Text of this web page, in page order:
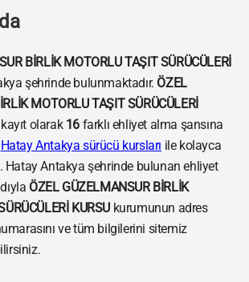
BİRLİK MOTORLU TAŞIT SÜRÜCÜLERİ
şehrinde bulunmaktadır. ÖZEL
MOTORLU TAŞIT SÜRÜCÜLERİ
olarak 16 farklı ehliyet alma şansına
Hatay Antakya sürücü kursları ile kolayca
Hatay Antakya şehrinde bulunan ehliyet
ÖZEL GÜZELMANSUR BİRLİK
KURSU kurumunun adres
ve tüm bilgilerini sitemiz